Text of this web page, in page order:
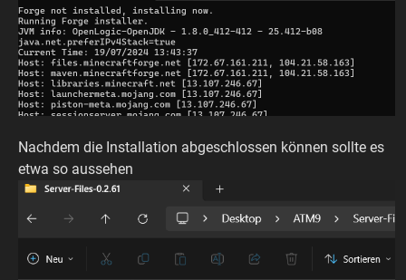
Nachdem die Installation abgeschlossen können sollte es
etwa so aussehen